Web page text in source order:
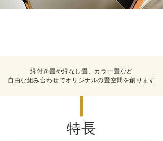
縁付き畳や縁なし畳、カラー畳など
自由な組み合わせでオリジナルの畳空間を創ります
特長